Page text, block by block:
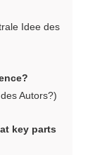
Idee des
Autors?)
key parts